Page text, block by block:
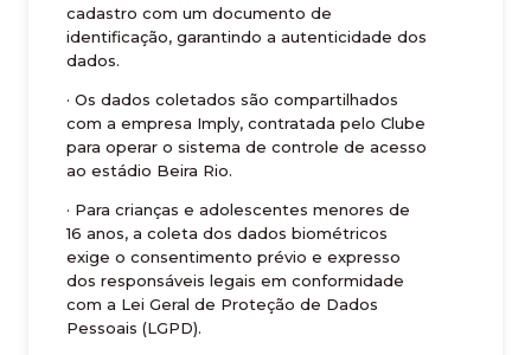
cadastro com um documento de
identificação, garantindo a autenticidade dos
dados.
· Os dados coletados são compartilhados
com a empresa Imply, contratada pelo Clube
para operar o sistema de controle de acesso
ao estádio Beira Rio.
· Para crianças e adolescentes menores de
16 anos, a coleta dos dados biométricos
exige o consentimento prévio e expresso
dos responsáveis legais em conformidade
com a Lei Geral de Proteção de Dados
Pessoais (LGPD).